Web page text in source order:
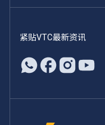
紧贴VTC最新资讯